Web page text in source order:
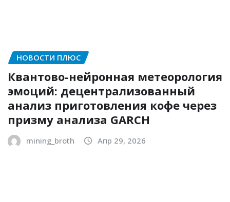
НОВОСТИ ПЛЮС
Квантово-нейронная метеорология
эмоций: децентрализованный
анализ приготовления кофе через
призму анализа GARCH
mining_broth Апр 29, 2026